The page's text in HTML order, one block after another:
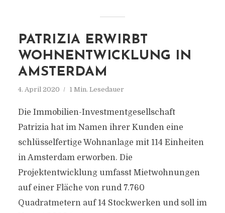
PATRIZIA ERWIRBT
WOHNENTWICKLUNG IN
AMSTERDAM
4. April 2020 1 Min. Lesedauer
Die Immobilien-Investmentgesellschaft
Patrizia hat im Namen ihrer Kunden eine
schlüsselfertige Wohnanlage mit 114 Einheiten
in Amsterdam erworben. Die
Projektentwicklung umfasst Mietwohnungen
auf einer Fläche von rund 7.760
Quadratmetern auf 14 Stockwerken und soll im